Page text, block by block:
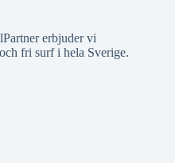
erbjuder vi
fri surf i hela Sverige.